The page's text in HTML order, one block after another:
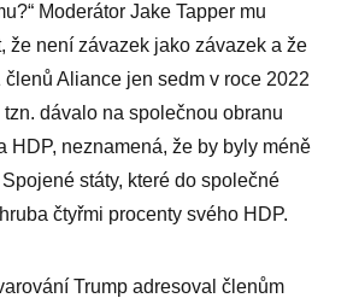
Moderátor Jake Tapper mu
že není závazek jako závazek a že
členů Aliance jen sedm v roce 2022
dávalo na společnou obranu
HDP, neznamená, že by byly méně
státy, které do společné
čtyřmi procenty svého HDP.
Trump adresoval členům